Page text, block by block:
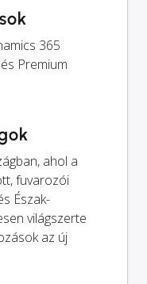
365
Premium
ahol a
fuvarozói
Észak-
világszerte
az új